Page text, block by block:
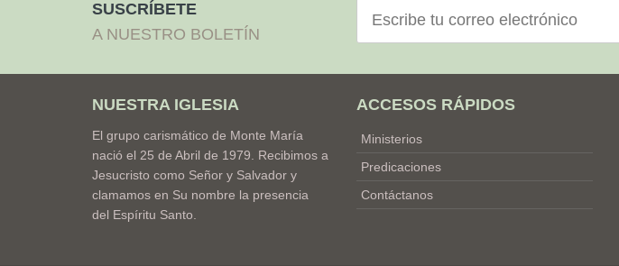
SUSCRÍBETE
A NUESTRO BOLETÍN
electrónico
NUESTRA IGLESIA
El grupo carismático de Monte María
nació el 25 de Abril de 1979. Recibimos a
Jesucristo como Señor y Salvador y
clamamos en Su nombre la presencia
del Espíritu Santo.
ACCESOS RÁPIDOS
Ministerios
Predicaciones
Contáctanos